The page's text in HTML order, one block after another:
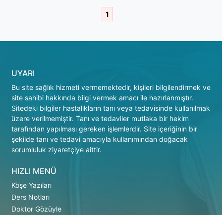
1
UYARI
Bu site sağlık hizmeti vermemektedir, kişileri bilgilendirmek ve
site sahibi hakkında bilgi vermek amacı ile hazırlanmıştır.
Sitedeki bilgiler hastalıkların tanı veya tedavisinde kullanılmak
üzere verilmemiştir. Tanı ve tedaviler mutlaka bir hekim
tarafından yapılması gereken işlemlerdir. Site içeriğinin bir
şekilde tanı ve tedavi amacıyla kullanımından doğacak
sorumluluk ziyaretçiye aittir.
HIZLI MENÜ
Köşe Yazıları
Ders Notları
Doktor Gözüyle